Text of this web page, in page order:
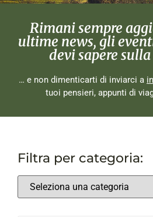
Rimani sempre
ultime news, gli
devi sapere sulla
… e non dimenticarti di inviarci a
tuoi pensieri, appunti di
Filtra per categoria: